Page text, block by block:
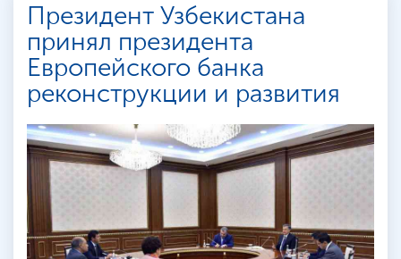
Президент Узбекистана
принял президента
Европейского банка
реконструкции и развития